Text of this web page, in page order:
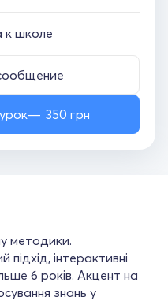
к школе
350 грн
методики.
інтерактивні
6 років. Акцент на
знань у